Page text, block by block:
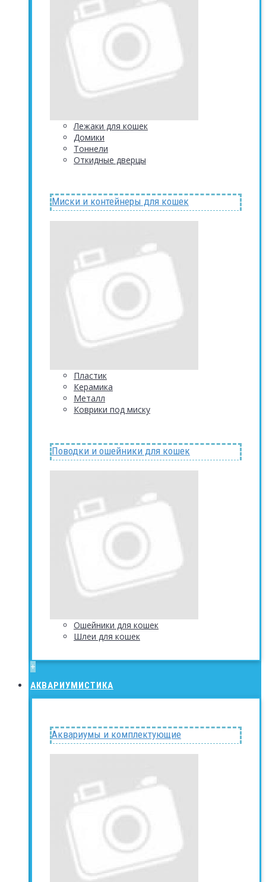
Лежаки для кошек
Домики
Тоннели
Откидные дверцы
Миски и контейнеры для кошек
Пластик
Керамика
Металл
Коврики под миску
Поводки и ошейники для кошек
Ошейники для кошек
Шлеи для кошек
+
АКВАРИУМИСТИКА
Аквариумы и комплектующие